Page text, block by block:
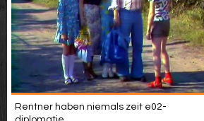
Rentner haben niemals zeit e02-